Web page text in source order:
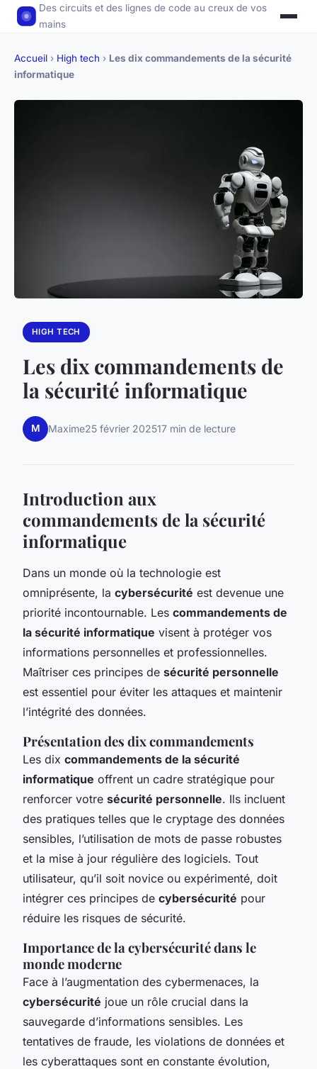
Des circuits et des lignes de code au creux de vos
mains
Accueil › High tech › Les dix commandements de la sécurité
informatique
HIGH TECH
Les dix commandements de
la sécurité informatique
M Maxime25 février 202517 min de lecture
Introduction aux
commandements de la sécurité
informatique
Dans un monde où la technologie est
omniprésente, la cybersécurité est devenue une
priorité incontournable. Les commandements de
la sécurité informatique visent à protéger vos
informations personnelles et professionnelles.
Maîtriser ces principes de sécurité personnelle
est essentiel pour éviter les attaques et maintenir
l’intégrité des données.
Présentation des dix commandements
Les dix commandements de la sécurité
informatique offrent un cadre stratégique pour
renforcer votre sécurité personnelle. Ils incluent
des pratiques telles que le cryptage des données
sensibles, l’utilisation de mots de passe robustes
et la mise à jour régulière des logiciels. Tout
utilisateur, qu’il soit novice ou expérimenté, doit
intégrer ces principes de cybersécurité pour
réduire les risques de sécurité.
Importance de la cybersécurité dans le
monde moderne
Face à l’augmentation des cybermenaces, la
cybersécurité joue un rôle crucial dans la
sauvegarde d’informations sensibles. Les
tentatives de fraude, les violations de données et
les cyberattaques sont en constante évolution,